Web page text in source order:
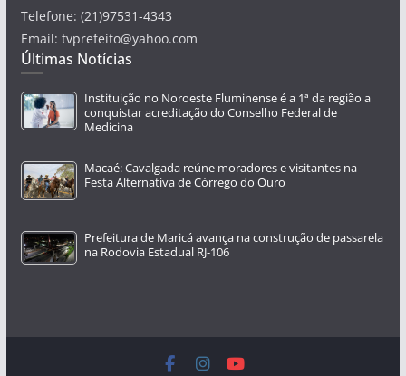
Telefone: (21)97531-4343
Email: tvprefeito@yahoo.com
Últimas Notícias
Instituição no Noroeste Fluminense é a 1ª da região a
conquistar acreditação do Conselho Federal de
Medicina
Macaé: Cavalgada reúne moradores e visitantes na
Festa Alternativa de Córrego do Ouro
Prefeitura de Maricá avança na construção de passarela
na Rodovia Estadual RJ-106